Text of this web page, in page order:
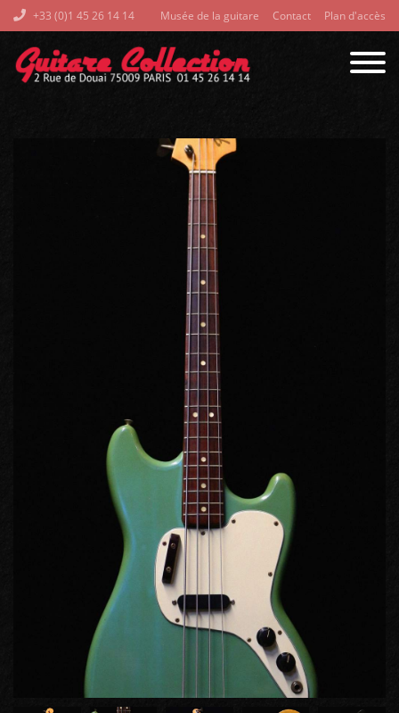
+33 (0)1 45 26 14 14 Musée de la guitare Contact Plan d'accès